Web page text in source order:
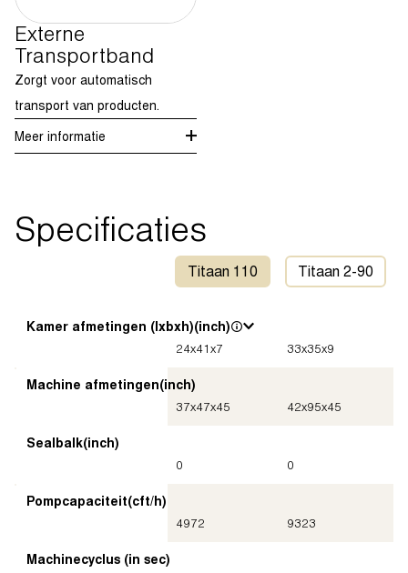
Externe
Transportband
Zorgt voor automatisch
transport van producten.
Meer informatie
Specificaties
Titaan 110 Titaan 2-90
Kamer afmetingen (lxbxh)(inch)
24x41x7 33x35x9
Machine afmetingen(inch)
37x47x45 42x95x45
Sealbalk(inch)
0 0
Pompcapaciteit(cft/h)
4972 9323
Machinecyclus (in sec)